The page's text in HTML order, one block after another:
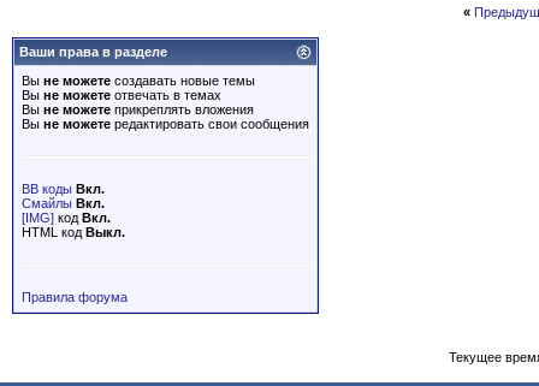
«
Ваши права в разделе
Вы не можете создавать новые темы
Вы не можете отвечать в темах
Вы не можете прикреплять вложения
Вы не можете редактировать свои сообщения
BB коды Вкл.
Смайлы Вкл.
[IMG] код Вкл.
HTML код Выкл.
Правила форума
Текущее